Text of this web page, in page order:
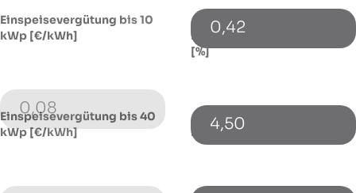
Einspeisevergütung bis 10
kWp [€/kWh]
0,08
Einspeisevergütung bis 40
kWp [€/kWh]
0,42
Energiepreissteigerung p.a.
[%]
4,50
Fremdkapitalzinssatz [%]